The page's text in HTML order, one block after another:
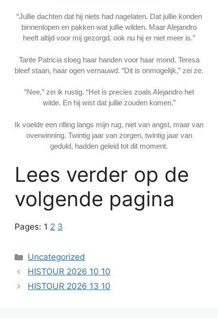
“Jullie dachten dat hij niets had nagelaten. Dat jullie konden
binnenlopen en pakken wat jullie wilden. Maar Alejandro
heeft altijd voor mij gezorgd, ook nu hij er niet meer is.”
Tante Patricia sloeg haar handen voor haar mond. Teresa
bleef staan, haar ogen vernauwd. “Dit is onmogelijk,” zei ze.
“Nee,” zei ik rustig. “Het is precies zoals Alejandro het
wilde. En hij wist dat jullie zouden komen.”
Ik voelde een rilling langs mijn rug, niet van angst, maar van
overwinning. Twintig jaar van zorgen, twintig jaar van
geduld, hadden geleid tot dit moment.
Lees verder op de
volgende pagina
Pages: 1 2 3
Categories
Uncategorized
HISTOUR 2026 10 10
HISTOUR 2026 13 10